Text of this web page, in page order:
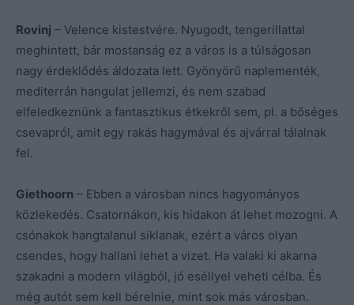
Rovinj – Velence kistestvére. Nyugodt, tengerillattal
meghintett, bár mostanság ez a város is a túlságosan
nagy érdeklődés áldozata lett. Gyönyörű naplementék,
mediterrán hangulat jellemzi, és nem szabad
elfeledkeznünk a fantasztikus étkekről sem, pl. a bőséges
csevapról, amit egy rakás hagymával és ajvárral tálalnak
fel.
Giethoorn – Ebben a városban nincs hagyományos
közlekedés. Csatornákon, kis hidakon át lehet mozogni. A
csónakok hangtalanul siklanak, ezért a város olyan
csendes, hogy hallani lehet a vizet. Ha valaki ki akarna
szakadni a modern világból, jó eséllyel veheti célba. És
még autót sem kell bérelnie, mint sok más városban.